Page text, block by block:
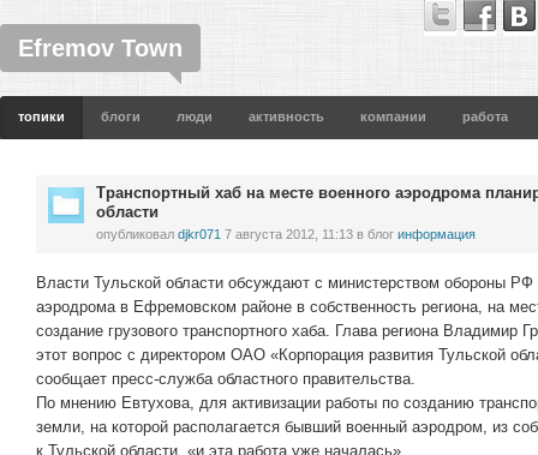
Efremov Town
топики блоги люди активность компании работа
Транспортный хаб на месте военного аэродрома
области
опубликовал djkr071 7 августа 2012, 11:13 в блог информация
Власти Тульской области обсуждают с министерством обороны РФ
аэродрома в Ефремовском районе в собственность региона, на
создание грузового транспортного хаба. Глава региона Владимир
этот вопрос с директором ОАО «Корпорация развития Тульской
сообщает пресс-служба областного правительства.
По мнению Евтухова, для активизации работы по созданию
земли, на которой располагается бывший военный аэродром, из
к Тульской области, «и эта работа уже началась».